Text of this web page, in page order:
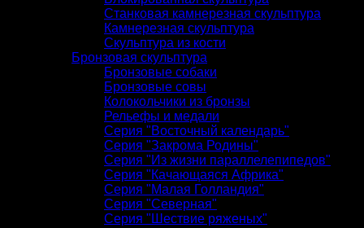
Станковая камнерезная скульптура
Камнерезная скульптура
Скульптура из кости
Бронзовая скульптура
Бронзовые собаки
Бронзовые совы
Колокольчики из бронзы
Рельефы и медали
Серия "Восточный календарь"
Серия "Закрома Родины"
Серия "Из жизни параллелепипедов"
Серия "Качающаяся Африка"
Серия "Малая Голландия"
Серия "Северная"
Серия "Шествие ряженых"